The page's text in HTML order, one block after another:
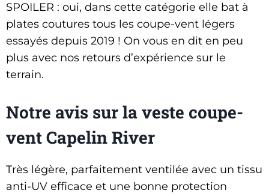
SPOILER : oui, dans cette catégorie elle bat à
plates coutures tous les coupe-vent légers
essayés depuis 2019 ! On vous en dit en peu
plus avec nos retours d’expérience sur le
terrain.
Notre avis sur la veste coupe-
vent Capelin River
Très légère, parfaitement ventilée avec un tissu
anti-UV efficace et une bonne protection